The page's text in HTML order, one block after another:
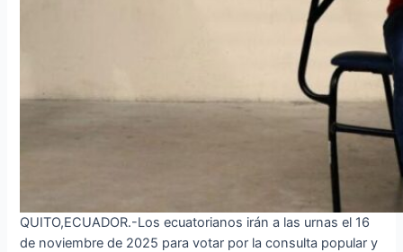
QUITO,ECUADOR.-Los ecuatorianos irán a las urnas el 16
de noviembre de 2025 para votar por la consulta popular y